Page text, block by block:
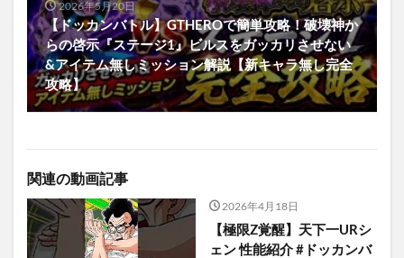
2026年5月20日
【ドッカンバトル】GTHEROで簡単攻略！破壊神か
らの啓示『ステージ1』ビルスをガッカリさせない
&アイテム無しミッション解説【新キャラ無し完全
攻略】
関連の動画記事
2026年4月18日
【極限Z覚醒】天下一URシ
ェン 性能紹介 #ドッカンバ